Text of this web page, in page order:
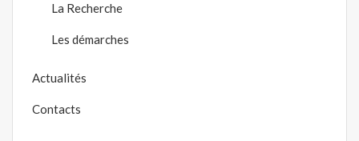
La Recherche
Les démarches
Actualités
Contacts